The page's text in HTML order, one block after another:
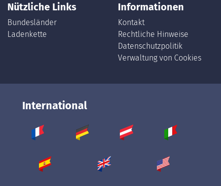
Nützliche Links
Bundesländer
Ladenkette
Informationen
Kontakt
Rechtliche Hinweise
Datenschutzpolitik
Verwaltung von Cookies
International